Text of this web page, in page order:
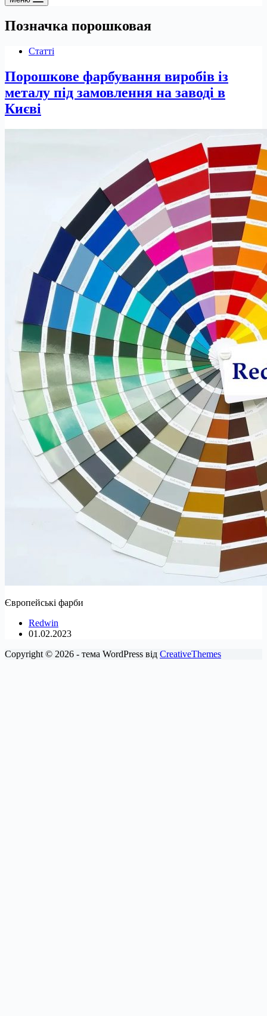
Позначка порошковая
Статті
Порошкове фарбування виробів із
металу під замовлення на заводі в
Києві
Європейські фарби
Redwin
01.02.2023
Copyright © 2026 - тема WordPress від CreativeThemes